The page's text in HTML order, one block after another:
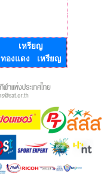
เหรียญ
ทองแดง เหรียญ